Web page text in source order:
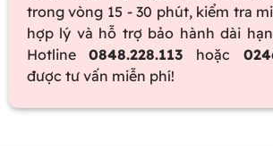
trong vòng 15 - 30 phút, kiểm tra
hợp lý và hỗ trợ bảo hành dài
Hotline0848.228.113 hoặc
được tư vấn miễn phí!